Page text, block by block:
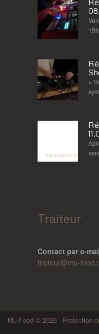
«
Traiteur
Contact par e-
traiteur@mu-
Mu-Food © 2026 Protection